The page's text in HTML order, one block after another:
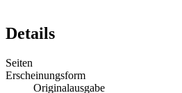
Details
Seiten
Erscheinungsform
Originalausgabe